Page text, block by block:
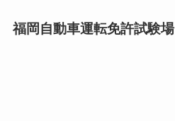
福岡自動車運転免許試験場